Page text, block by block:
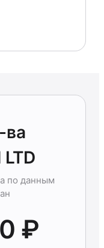
ва
LTD
по данным
₽